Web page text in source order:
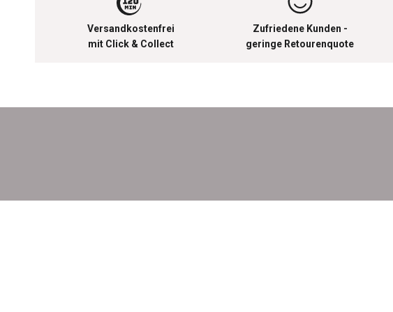
Versandkostenfrei
mit Click & Collect
Zufriedene Kunden -
geringe Retourenquote